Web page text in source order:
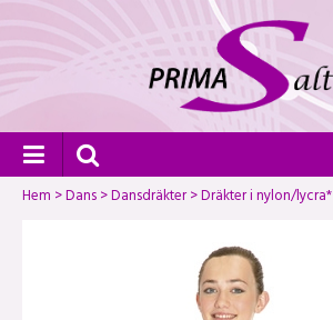
Hem >Dans>Dansdräkter>Dräkter i nylon/lycra*